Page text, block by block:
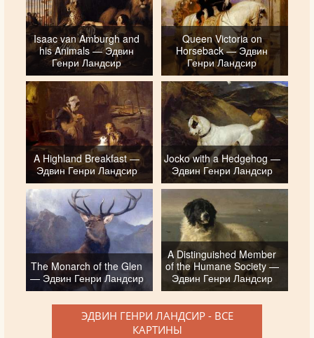
Isaac van Amburgh and
his Animals — Эдвин
Генри Ландсир
Queen Victoria on
Horseback — Эдвин
Генри Ландсир
A Highland Breakfast —
Эдвин Генри Ландсир
Jocko with a Hedgehog —
Эдвин Генри Ландсир
The Monarch of the Glen
— Эдвин Генри Ландсир
A Distinguished Member
of the Humane Society —
Эдвин Генри Ландсир
ЭДВИН ГЕНРИ ЛАНДСИР - ВСЕ
КАРТИНЫ